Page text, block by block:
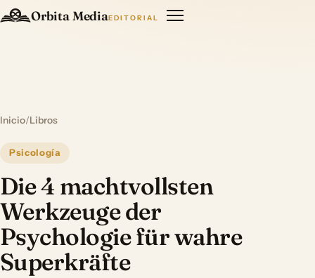
Orbita MediaEDITORIAL
Inicio/Libros
Psicología
Die 4 machtvollsten
Werkzeuge der
Psychologie für wahre
Superkräfte